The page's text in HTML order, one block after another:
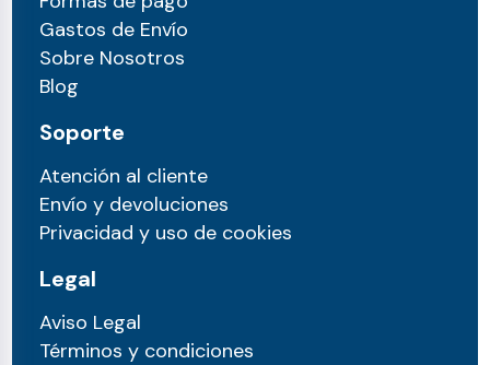
Gastos de Envío
Sobre Nosotros
Blog
Soporte
Atención al cliente
Envío y devoluciones
Privacidad y uso de cookies
Legal
Aviso Legal
Términos y condiciones